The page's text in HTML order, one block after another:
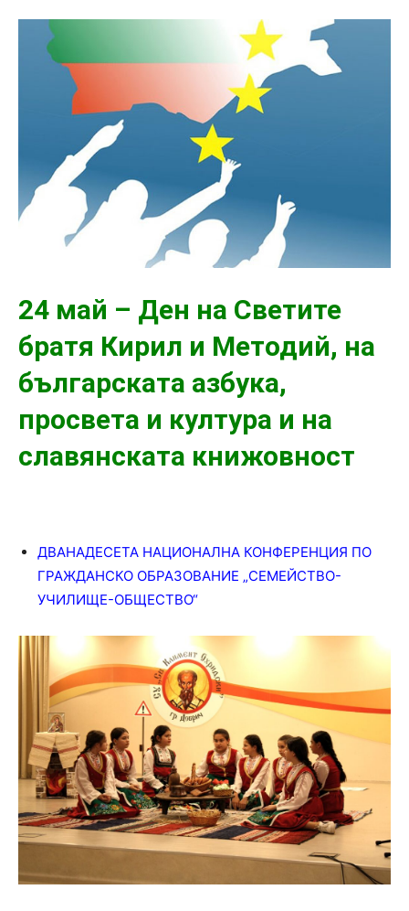
24 май – Ден на Светите
братя Кирил и Методий, на
българската азбука,
просвета и култура и на
славянската книжовност
ДВАНАДЕСЕТА НАЦИОНАЛНА КОНФЕРЕНЦИЯ ПО
ГРАЖДАНСКО ОБРАЗОВАНИЕ „СЕМЕЙСТВО-
УЧИЛИЩЕ-ОБЩЕСТВО“